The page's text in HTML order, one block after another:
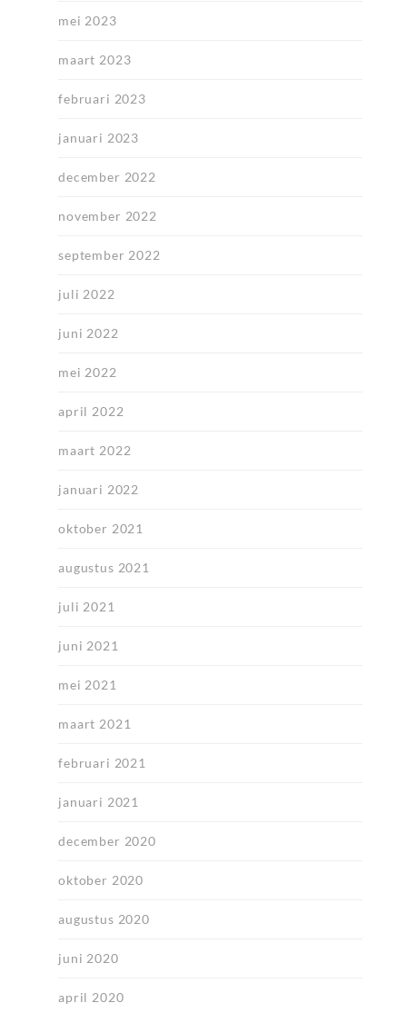
mei 2023
maart 2023
februari 2023
januari 2023
december 2022
november 2022
september 2022
juli 2022
juni 2022
mei 2022
april 2022
maart 2022
januari 2022
oktober 2021
augustus 2021
juli 2021
juni 2021
mei 2021
maart 2021
februari 2021
januari 2021
december 2020
oktober 2020
augustus 2020
juni 2020
april 2020